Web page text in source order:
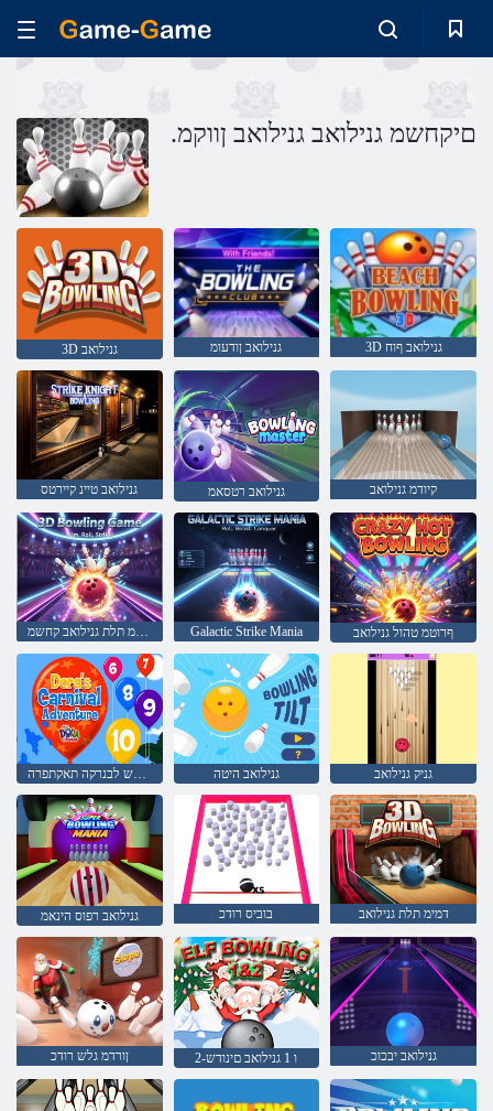
.םיקחשמ גנילואב גנילואב ןווקמ
3D גנילואב גנילואב ןודעומ 3D גנילואב ףוח
גנילואב טיינ קיירטס גנילואב רטסאמ קיודמ גנילואב
דמימ תלת גנילואב קחשמ Galactic Strike Mania ףרוטמ טהול גנילואב
הרוד רקוחה לש הרודה לש לבנרקה תאקתפרה גנילואב היטה גניק גנילואב
גנילואב רפוס הינאמ בוביס רודכ דמימ תלת גנילואב
ןורדמ גלש רודכ 2-ו 1 גנילואב םינודש גנילואב יבכוכ